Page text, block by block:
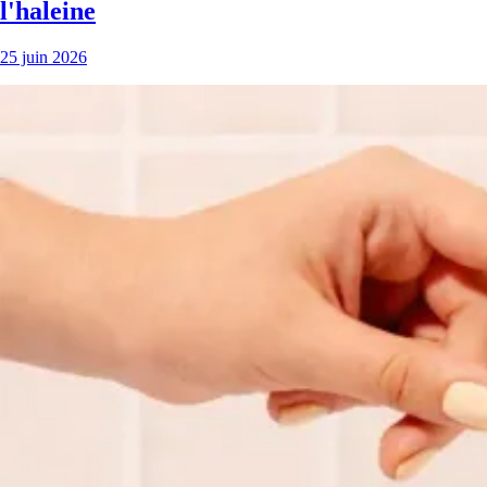
l'haleine
25 juin 2026